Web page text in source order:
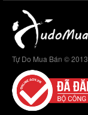
Tự Do Mua Bán © 2013